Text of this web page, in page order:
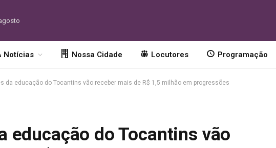
Notícias Nossa Cidade Locutores Programação
da educação do Tocantins vão receber mais de R$ 1,5 milhão em progressões
educação do Tocantins vão